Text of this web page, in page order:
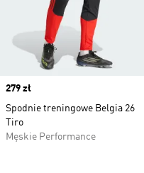
Price
279 zł
Spodnie treningowe Belgia 26
Tiro
Męskie Performance